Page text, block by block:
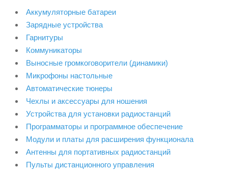
Аккумуляторные батареи
Зарядные устройства
Гарнитуры
Коммуникаторы
Выносные громкоговорители (динамики)
Микрофоны настольные
Автоматические тюнеры
Чехлы и аксессуары для ношения
Устройства для установки радиостанций
Программаторы и программное обеспечение
Модули и платы для расширения функционала
Антенны для портативных радиостанций
Пульты дистанционного управления